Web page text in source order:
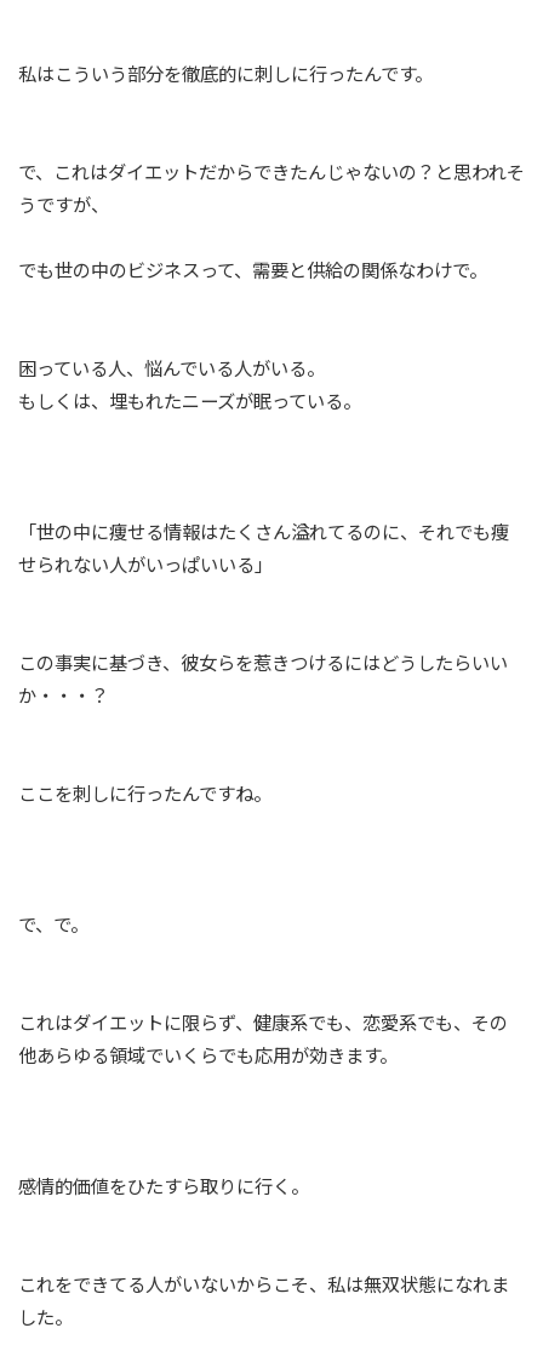
私はこういう部分を徹底的に刺しに行ったんです。
で、これはダイエットだからできたんじゃないの？と思われそ
うですが、
でも世の中のビジネスって、需要と供給の関係なわけで。
困っている人、悩んでいる人がいる。
もしくは、埋もれたニーズが眠っている。
「世の中に痩せる情報はたくさん溢れてるのに、それでも痩
せられない人がいっぱいいる」
この事実に基づき、彼女らを惹きつけるにはどうしたらいい
か・・・？
ここを刺しに行ったんですね。
で、で。
これはダイエットに限らず、健康系でも、恋愛系でも、その
他あらゆる領域でいくらでも応用が効きます。
感情的価値をひたすら取りに行く。
これをできてる人がいないからこそ、私は無双状態になれま
した。